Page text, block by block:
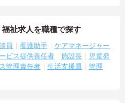
祉求人を職種で探す
員 看護助手
ケアマネージャー
ビス提供責任者 施設長
児童発
管理責任者 生活支援員
管理